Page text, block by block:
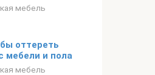
мебель
оттереть
мебели и пола
мебель